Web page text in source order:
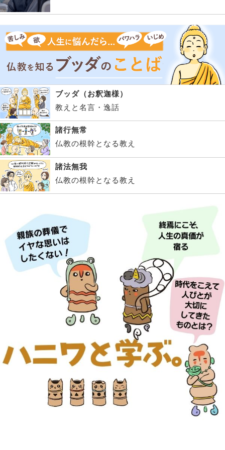
ブッダ（お釈迦様）
教えと名言・逸話
諸行無常
仏教の根幹となる教え
諸法無我
仏教の根幹となる教え